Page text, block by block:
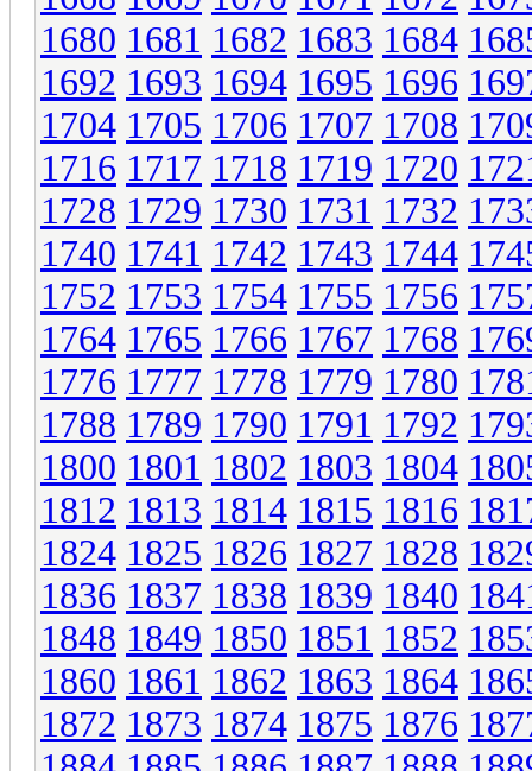
1680 1681 1682 1683 1684
1692 1693 1694 1695 1696
1704 1705 1706 1707 1708
1716 1717 1718 1719 1720
1728 1729 1730 1731 1732
1740 1741 1742 1743 1744
1752 1753 1754 1755 1756
1764 1765 1766 1767 1768
1776 1777 1778 1779 1780
1788 1789 1790 1791 1792
1800 1801 1802 1803 1804
1812 1813 1814 1815 1816
1824 1825 1826 1827 1828
1836 1837 1838 1839 1840
1848 1849 1850 1851 1852
1860 1861 1862 1863 1864
1872 1873 1874 1875 1876